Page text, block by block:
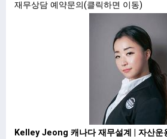
재무상담 예약문의(클릭하면 이동)
Kelley Jeong 캐나다 재무설계 | 자산운